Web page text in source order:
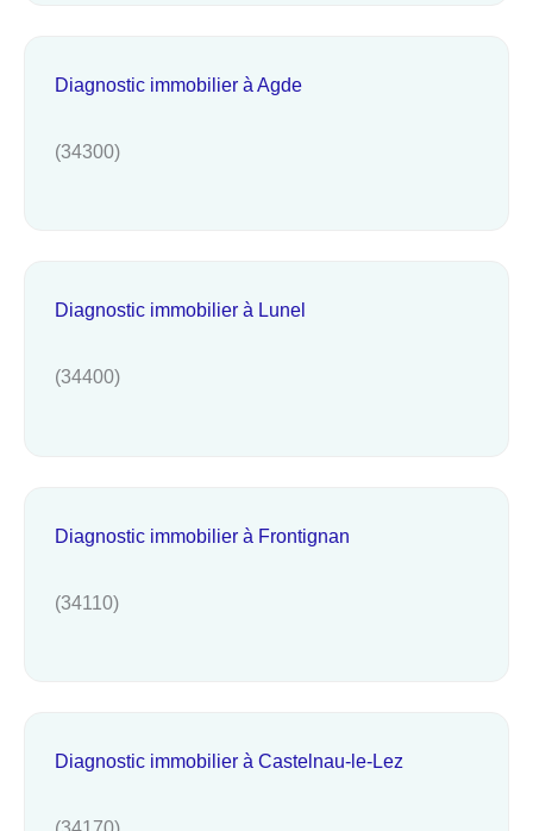
Diagnostic immobilier à Agde
(34300)
Diagnostic immobilier à Lunel
(34400)
Diagnostic immobilier à Frontignan
(34110)
Diagnostic immobilier à Castelnau-le-Lez